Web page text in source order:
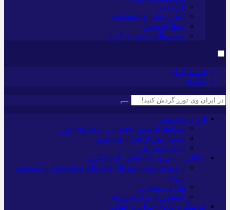
کارا دیلی
اخبار بانکی و اقتصادی
بلیط اتوبوس
مسیرهای نجف به کربلا
اینستاگرام
تلگرام
ایران وی تورز
شرایط بازنشر محتوا در ایران وی تورز
خرید رپورتاژ ایران وی تورز
ایران سفر تور
جاهای دیدنی و جاذبه‌های گردشگری
راهنمای سفر (تورها و هتل‌ها و حمل‌و‌نقل و آموزشی
و…)
غذا و رستوران
کشاورزی و دامپروری
فرهنگ و تاریخ (ایران و جهان)